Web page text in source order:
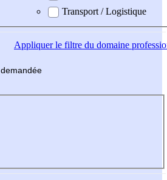
Transport / Logistique
Appliquerle filtre du domaine
demandée